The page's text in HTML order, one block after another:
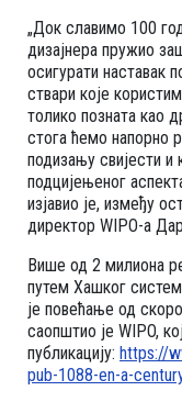
„Док славимо 100
дизајнера пружио
осигурати наставак
ствари које
толико позната као
стога ћемо напорно
подизању свијести
подцијењеног
изјавио је, између
директор WIPO-а
Више од 2 милиона
путем Хашког
је повећање од
саопштио је WIPO,
публикацију: https://
pub-1088-en-a-